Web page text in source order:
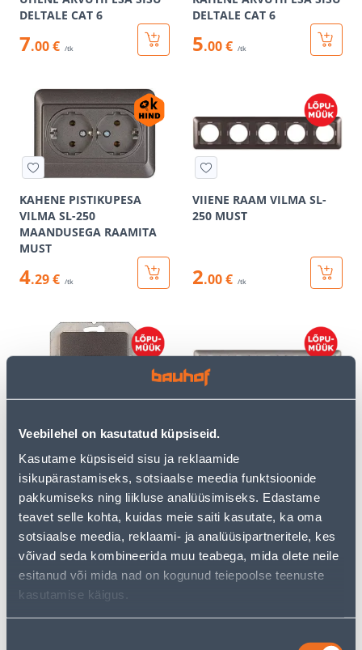
Veebilehel on kasutatud küpsiseid.
Kasutame küpsiseid sisu ja reklaamide
isikupärastamiseks, sotsiaalse meedia funktsioonide
pakkumiseks ning liikluse analüüsimiseks. Edastame
teavet selle kohta, kuidas meie saiti kasutate, ka oma
sotsiaalse meedia, reklaami- ja analüüsipartneritele, kes
võivad seda kombineerida muu teabega, mida olete neile
esitanud või mida nad on kogunud teiepoolse teenuste
kasutamise käigus.
DELTALE CAT 6
7.00 € /tk
DELTALE CAT 6
5.00 € /tk
KAHENE PISTIKUPESA
VILMA SL-250
MAANDUSEGA RAAMITA
MUST
4.29 € /tk
VIIENE RAAM VILMA SL-
250 MUST
2.00 € /tk
ÜHENE TELEFONIPESA
MUST
2.00 € /tk
VIIENE RAAM VILMA SL-
2.00 € /tk